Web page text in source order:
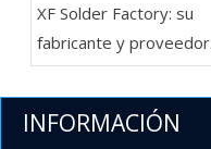
XF Solder Factory: su
fabricante y proveedor
líder de barras de
soldadura en China
INFORMACIÓN